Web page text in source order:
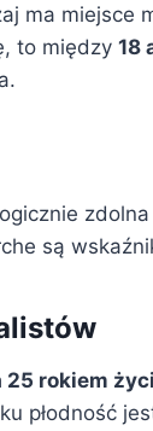
ma miejsce
to między 18
są
25 rokiem
płodność